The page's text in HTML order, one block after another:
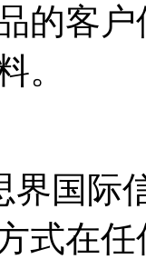
的客
。
界国际
式在